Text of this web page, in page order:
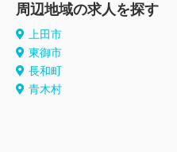
周辺地域の求人を探す
上田市
東御市
長和町
青木村